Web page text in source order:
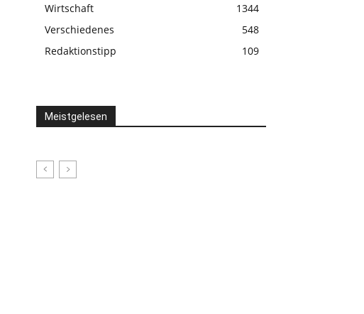
Wirtschaft
1344
Verschiedenes
548
Redaktionstipp
109
Meistgelesen